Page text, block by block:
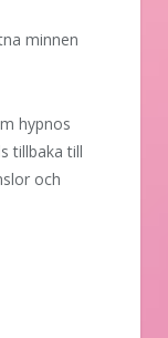
minnen
hypnos
tillbaka till
och